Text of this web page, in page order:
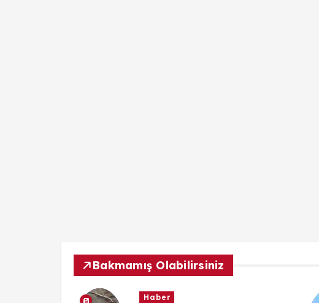
Bakmamış Olabilirsiniz
Haber